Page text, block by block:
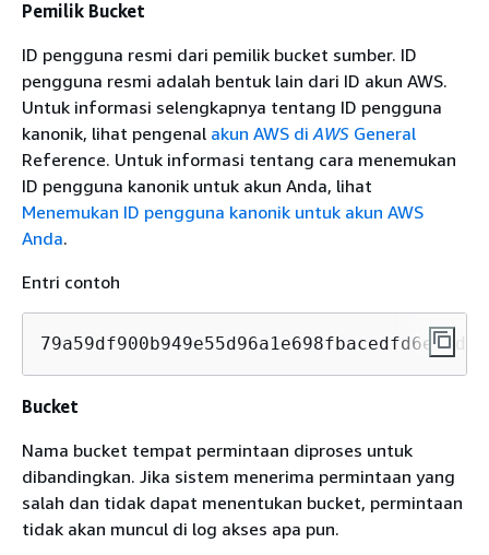
Pemilik Bucket
ID pengguna resmi dari pemilik bucket sumber. ID
pengguna resmi adalah bentuk lain dari ID akun AWS.
Untuk informasi selengkapnya tentang ID pengguna
kanonik, lihat pengenal akun AWS di AWS General
Reference. Untuk informasi tentang cara menemukan
ID pengguna kanonik untuk akun Anda, lihat
Menemukan ID pengguna kanonik untuk akun AWS
Anda.
Entri contoh
Bucket
Nama bucket tempat permintaan diproses untuk
dibandingkan. Jika sistem menerima permintaan yang
salah dan tidak dapat menentukan bucket, permintaan
tidak akan muncul di log akses apa pun.